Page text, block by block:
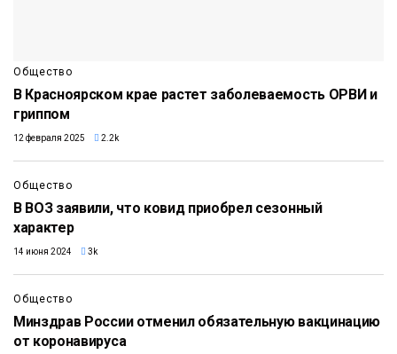
Общество
В Красноярском крае растет заболеваемость ОРВИ и
гриппом
12 февраля 2025 2.2k
Общество
В ВОЗ заявили, что ковид приобрел сезонный
характер
14 июня 2024 3k
Общество
Минздрав России отменил обязательную вакцинацию
от коронавируса